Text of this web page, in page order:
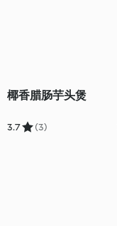
椰香腊肠芋头煲
3.7 (3)